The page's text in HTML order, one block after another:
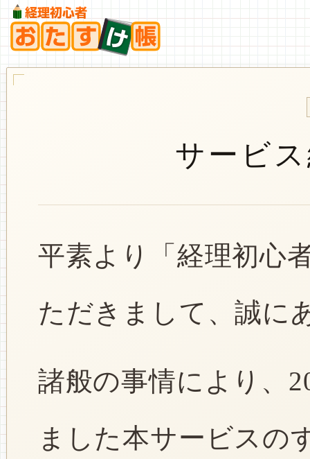
サービ
平素より「経理初心
ただきまして、誠に
諸般の事情により、
ました本サービスの